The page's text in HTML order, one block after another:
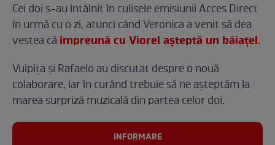
Cei doi s-au întâlnit în culisele emisiunii Acces Direct
în urmă cu o zi, atunci când Veronica a venit să dea
vestea căîmpreună cu Viorel așteptă un băiațel.
Vulpița și Rafaelo au discutat despre o nouă
colaborare, iar în curând trebuie să ne așteptăm la
marea surpriză muzicală din partea celor doi.
INFORMARE